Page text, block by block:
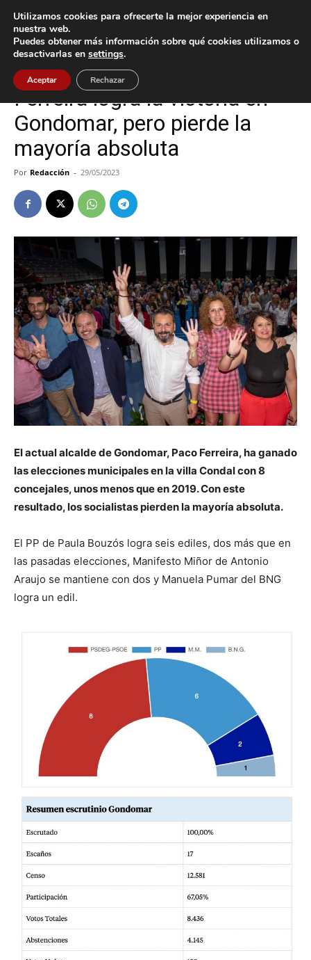
Inicio Gondomar
Gondomar Política
Ferreira logra la victoria en
Gondomar, pero pierde la
mayoría absoluta
Por Redacción - 29/05/2023
El actual alcalde de Gondomar, Paco Ferreira, ha ganado
las elecciones municipales en la villa Condal con 8
concejales, unos menos que en 2019. Con este
resultado, los socialistas pierden la mayoría absoluta.
El PP de Paula Bouzós logra seis ediles, dos más que en
las pasadas elecciones, Manifesto Miñor de Antonio
Araujo se mantiene con dos y Manuela Pumar del BNG
logra un edil.
Utilizamos cookies para ofrecerte la mejor experiencia en
nuestra web.
Puedes obtener más información sobre qué cookies utilizamos o
desactivarlas en settings.
Aceptar Rechazar